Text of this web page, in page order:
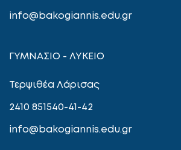
info@bakogiannis.edu.gr
ΓΥΜΝΑΣΙΟ - ΛΥΚΕΙΟ
Τερψιθέα Λάρισας
2410 851540-41-42
info@bakogiannis.edu.gr